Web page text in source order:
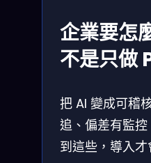
企業要怎
不是只做
把 AI 變成可稽
追、偏差有監
到這些，導入才